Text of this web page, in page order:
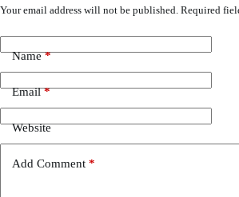
Your email address will not be published. Required
Name*
Email*
Website
Add Comment *